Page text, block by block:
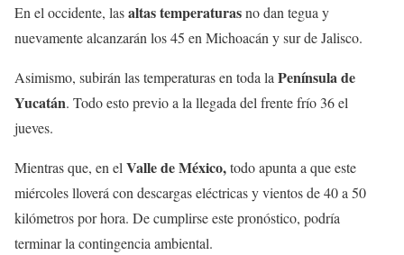
En el occidente, lasaltas temperaturasno dan tegua y
nuevamente alcanzarán los 45 en Michoacán y sur de Jalisco.
Asimismo, subirán las temperaturas en toda la Península de
Yucatán. Todo esto previo a la llegada del frente frío 36 el
jueves.
Mientras que, en el Valle de México,todo apunta a que este
miércoles lloverá con descargas eléctricas y vientos de 40 a 50
kilómetros por hora. De cumplirse este pronóstico, podría
terminar la contingencia ambiental.